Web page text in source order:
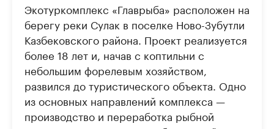
Экотуркомплекс «Главрыба» расположен на
берегу реки Сулак в поселке Ново-Зубутли
Казбековского района. Проект реализуется
более 18 лет и, начав с коптильни с
небольшим форелевым хозяйством,
развился до туристического объекта. Одно
из основных направлений комплекса —
производство и переработка рыбной